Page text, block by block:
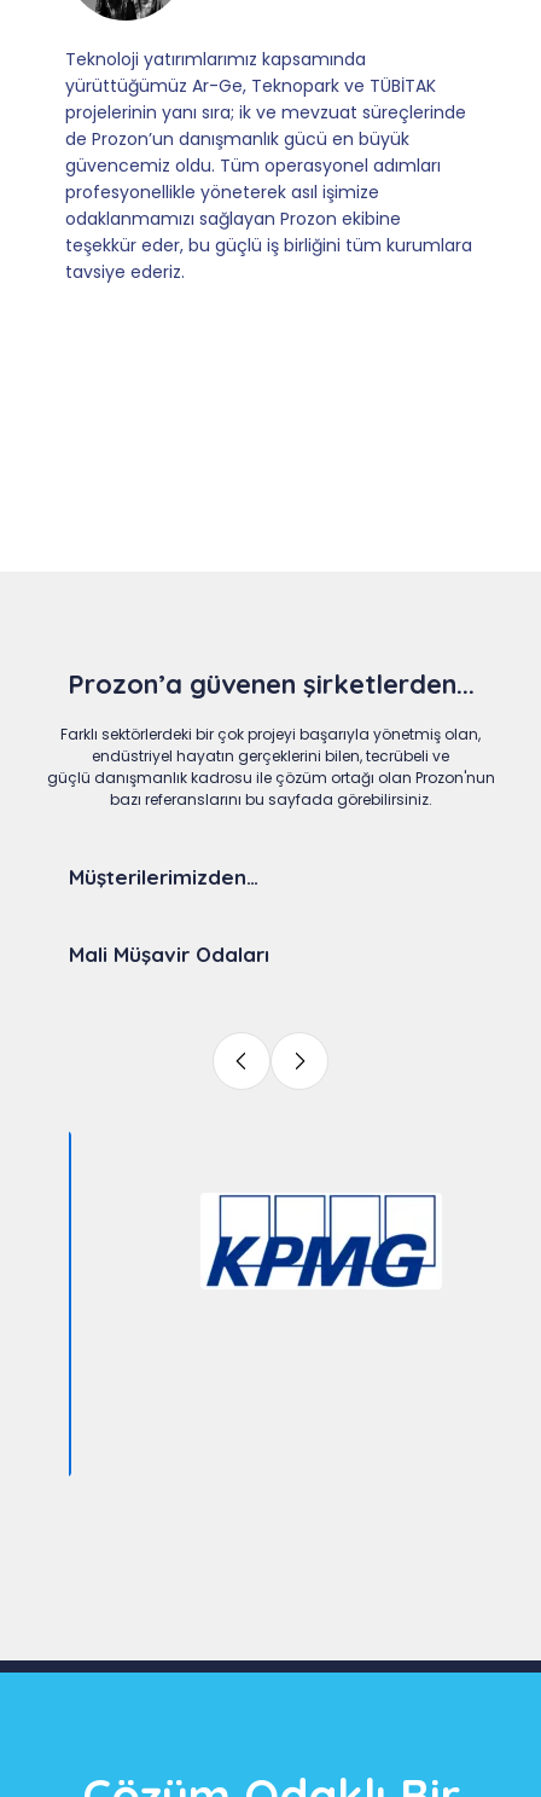
Mevzuata uyum, başvuru ve izleme adımlarında
sağladıkları kusursuz yönlendirme sayesinde artık
operasyonlarımızı sıfır kaygı ve tam güvenle
yürütüyoruz. İş birliğimizi bizim için asıl değerli
kılan ise; ihtiyaç duyduğumuz her an ulaşılabilir
olmaları ve sorularımıza aldığımız hızlı geri
dönüşler.
Prozon’a güvenen şirketlerden...
Farklı sektörlerdeki bir çok projeyi başarıyla yönetmiş olan,
endüstriyel hayatın gerçeklerini bilen, tecrübeli ve
güçlü danışmanlık kadrosu ile çözüm ortağı olan Prozon'nun
bazı referanslarını bu sayfada görebilirsiniz.
Müşterilerimizden…
Mali Müşavir Odaları